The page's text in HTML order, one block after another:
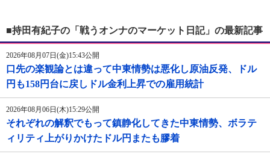
■持田有紀子の「戦うオンナのマーケット日記」の最新記事
2026年08月07日(金)15:43公開
口先の楽観論とは違って中東情勢は悪化し原油反発、ドル
円も158円台に戻しドル金利上昇での雇用統計
2026年08月06日(木)15:29公開
それぞれの解釈でもって鎮静化してきた中東情勢、ボラテ
ィリティ上がりかけたドル円またも膠着